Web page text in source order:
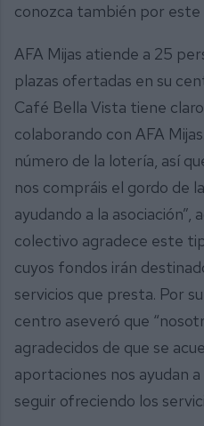
conozca también por este
AFA Mijas atiende a 25
plazas ofertadas en su
Café Bella Vista tiene
colaborando con AFA
número de la lotería, así
nos compráis el gordo de
ayudando a la asociación”,
colectivo agradece este
cuyos fondos irán
servicios que presta. Por
centro aseveró que
agradecidos de que se
aportaciones nos ayudan
seguir ofreciendo los